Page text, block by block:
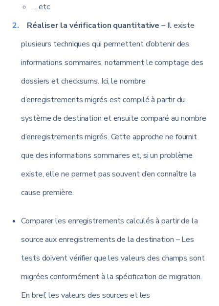
… etc.
Réaliser la vérification quantitative – Il existe
plusieurs techniques qui permettent d’obtenir des
informations sommaires, notamment le comptage des
dossiers et checksums. Ici, le nombre
d’enregistrements migrés est compilé à partir du
système de destination et ensuite comparé au nombre
d’enregistrements migrés. Cette approche ne fournit
que des informations sommaires et, si un problème
existe, elle ne permet pas souvent d’en connaître la
cause première.
Comparer les enregistrements calculés à partir de la
source aux enregistrements de la destination – Les
tests doivent vérifier que les valeurs des champs sont
migrées conformément à la spécification de migration.
En bref, les valeurs des sources et les